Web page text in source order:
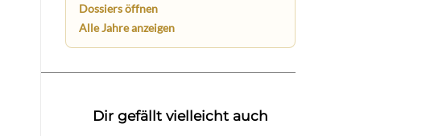
Dossiers öffnen
Alle Jahre anzeigen
Dir gefällt vielleicht auch